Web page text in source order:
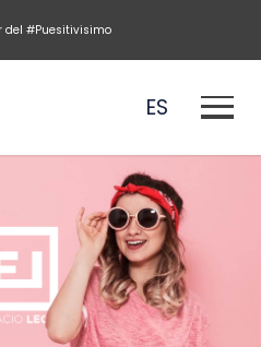
del #Puesitivisimo
ES
EN